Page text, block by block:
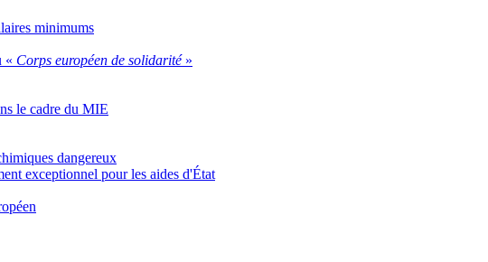
minimums
« Corps européen de solidarité»
le cadre du MIE
dangereux
exceptionnel pour les aides d'État